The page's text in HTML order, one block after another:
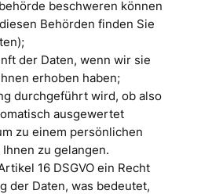
beschweren können
Behörden finden Sie
der Daten, wenn wir sie
erhoben haben;
durchgeführt wird, ob also
ausgewertet
zu einem persönlichen
zu gelangen.
16 DSGVO ein Recht
der Daten, was bedeutet,